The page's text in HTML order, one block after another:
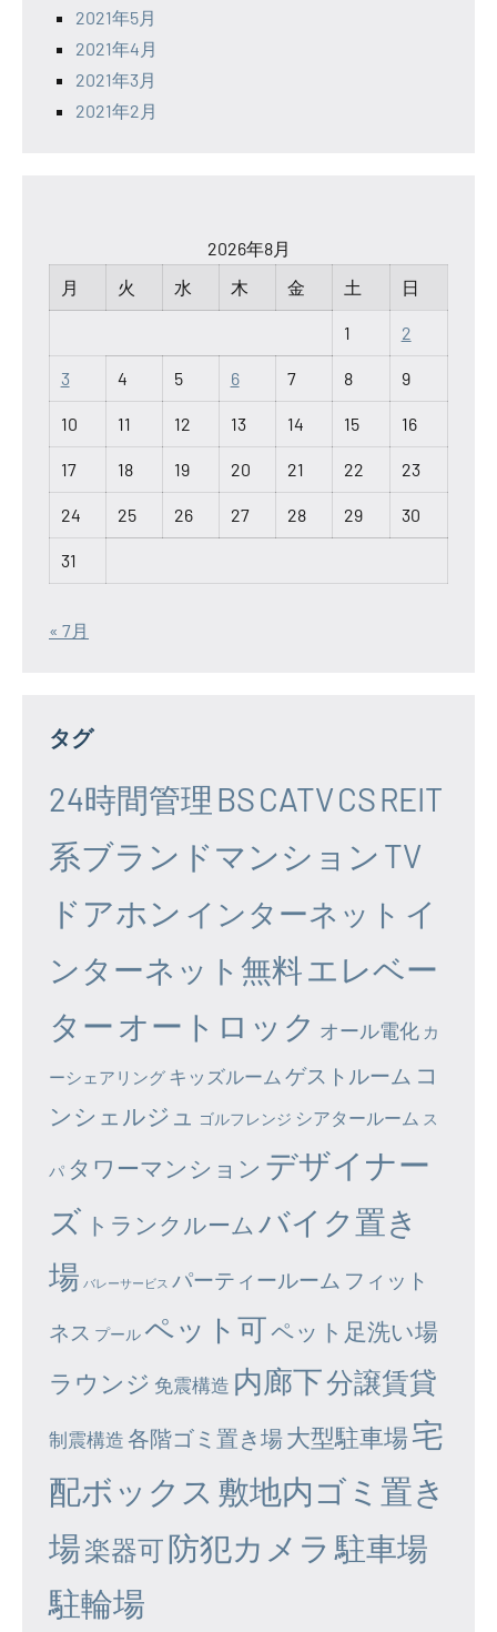
2021年5月
2021年4月
2021年3月
2021年2月
2026年8月
月
火 水 木 金 土 日
1 2
3 4 5 6 7 8 9
10 11 12 13 14 15 16
17 18 19 20 21 22 23
24 25 26 27 28 29 30
31
« 7月
タグ
24時間管理 BSCATVCSREIT
系ブランドマンション TV
ドアホン インターネット イ
ンターネット無料エレベー
ター オートロック オール電化 カ
ーシェアリング キッズルーム ゲストルーム コ
ンシェルジュ
ゴルフレンジ シアタールーム ス
パ タワーマンション デザイナー
ズ トランクルーム バイク置き
場 バレーサービス パーティールーム フィット
ネス プール ペット可ペット足洗い場
ラウンジ 免震構造 内廊下分譲賃貸
制震構造 各階ゴミ置き場大型駐車場宅
配ボックス 敷地内ゴミ置き
場楽器可防犯カメラ 駐車場
駐輪場